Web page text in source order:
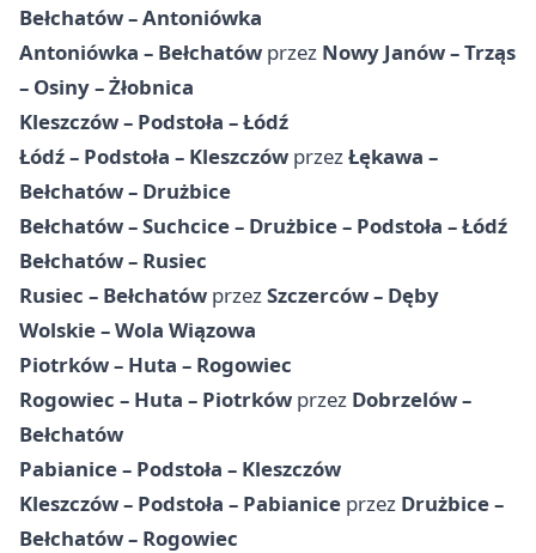
Bełchatów – Antoniówka
Antoniówka – Bełchatów przez Nowy Janów – Trząs
– Osiny – Żłobnica
Kleszczów – Podstoła – Łódź
Łódź – Podstoła – Kleszczów przezŁękawa –
Bełchatów – Drużbice
Bełchatów – Suchcice – Drużbice – Podstoła – Łódź
Bełchatów – Rusiec
Rusiec – Bełchatów przezSzczerców – Dęby
Wolskie – Wola Wiązowa
Piotrków – Huta – Rogowiec
Rogowiec – Huta – Piotrków przez Dobrzelów –
Bełchatów
Pabianice – Podstoła – Kleszczów
Kleszczów – Podstoła – Pabianice przez Drużbice –
Bełchatów – Rogowiec